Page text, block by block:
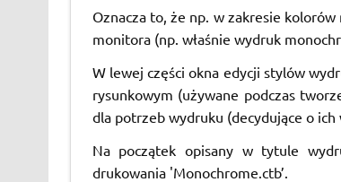
Oznacza to, że np. w zakresie
monitora (np. właśnie wydruk
W lewej części okna edycji stylów
rysunkowym (używane podczas
dla potrzeb wydruku (decydujące o ich
Na początek opisany w tytule
drukowania 'Monochrome.ctb’.